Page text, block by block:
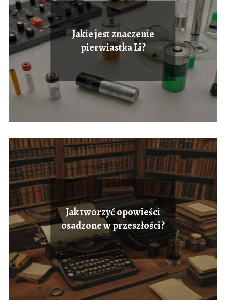
Jakie jest znaczenie
pierwiastka Li?
Jak tworzyć opowieści
osadzone w przeszłości?